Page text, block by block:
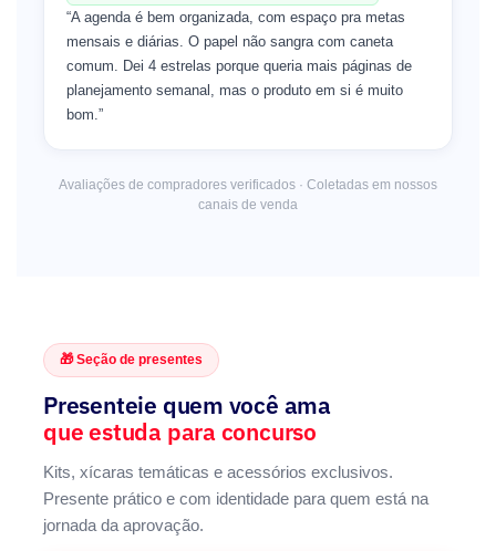
“A agenda é bem organizada, com espaço pra metas
mensais e diárias. O papel não sangra com caneta
comum. Dei 4 estrelas porque queria mais páginas de
planejamento semanal, mas o produto em si é muito
bom.”
Avaliações de compradores verificados · Coletadas em nossos
canais de venda
🎁 Seção de presentes
Presenteie quem você ama
que estuda para concurso
Kits, xícaras temáticas e acessórios exclusivos.
Presente prático e com identidade para quem está na
jornada da aprovação.